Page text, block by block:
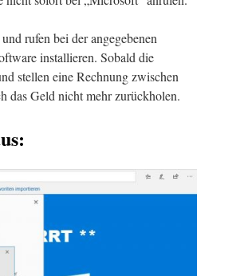
rufen bei der angegebenen
installieren. Sobald die
stellen eine Rechnung zwischen
das Geld nicht mehr zurückholen.